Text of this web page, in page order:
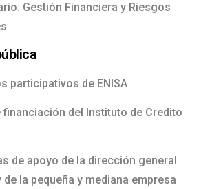
Gestión Financiera y Riesgos
participativos de ENISA
financiación del Instituto de Credito
de apoyo de la dirección general
de la pequeña y mediana empresa